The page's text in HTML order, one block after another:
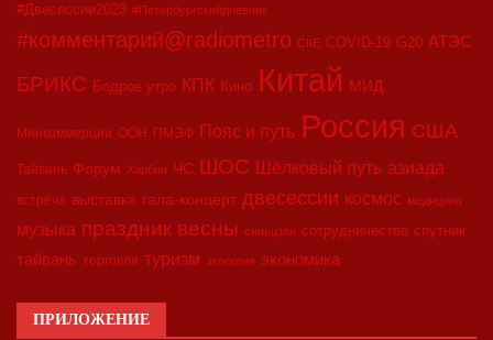
#Двесессии2023 #Петербургскийдневник
#комментарий@radiometro CIIE COVID-19 G20 АТЭС
БРИКС Бодрое утро КПК Кино Китай МИД
Минкоммерции ООН ПМЭФ Пояс и путь Россия США
Тайвань Форум Харбин ЧС ШОС Шёлковый путь азиада
встреча выставка гала-концерт двесессии космос медицина
музыка праздник весны синьцзян сотрудничество спутник
тайвань торговля туризм экология экономика
ПРИЛОЖЕНИЕ